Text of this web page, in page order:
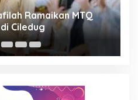
Ramaikan MTQ
Ciledug